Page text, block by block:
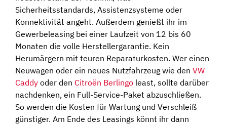
Sicherheitsstandards, Assistenzsysteme oder
Konnektivität angeht. Außerdem genießt ihr im
Gewerbeleasing bei einer Laufzeit von 12 bis 60
Monaten die volle Herstellergarantie. Kein
Herumärgern mit teuren Reparaturkosten. Wer einen
Neuwagen oder ein neues Nutzfahrzeug wie den VW
Caddy oder den Citroën Berlingo least, sollte darüber
nachdenken, ein Full-Service-Paket abzuschließen.
So werden die Kosten für Wartung und Verschleiß
günstiger. Am Ende des Leasings könnt ihr dann